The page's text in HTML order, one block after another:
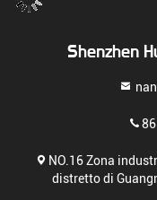
Shenzhen
NO.16 Zona
distretto di